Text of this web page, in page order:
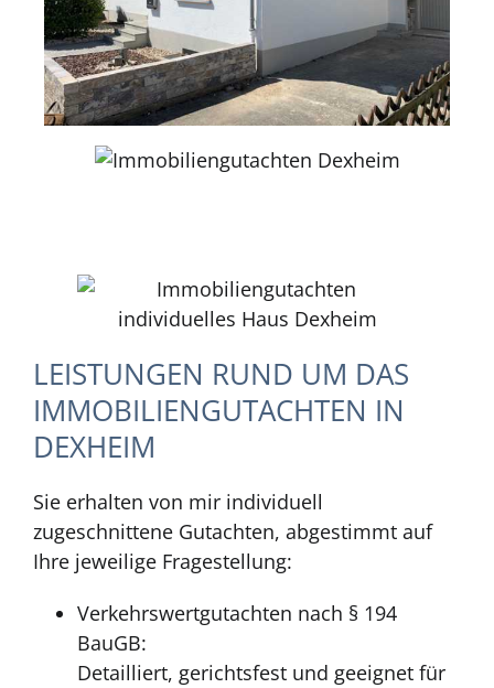
LEISTUNGEN RUND UM DAS
IMMOBILIENGUTACHTEN IN
DEXHEIM
Sie erhalten von mir individuell
zugeschnittene Gutachten, abgestimmt auf
Ihre jeweilige Fragestellung:
Verkehrswertgutachten nach § 194
BauGB:
Detailliert, gerichtsfest und geeignet für